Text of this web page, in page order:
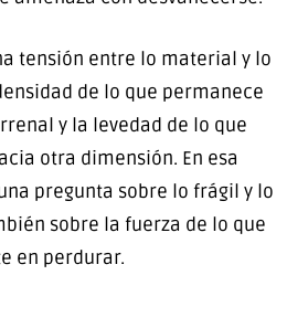
tensión entre lo material y lo
de lo que permanece
y la levedad de lo que
otra dimensión. En esa
pregunta sobre lo frágil y lo
sobre la fuerza de lo que
en perdurar.